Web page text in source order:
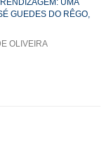
UMA
GUEDES DO RÊGO,
OLIVEIRA